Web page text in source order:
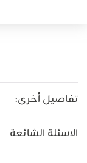
تفاصيل أخرى:
الاسئلة الشائعة